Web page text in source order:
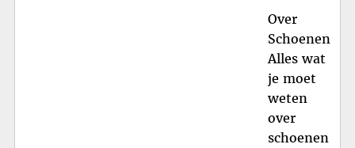
Over
Schoenen
Alles wat
je moet
weten
over
schoenen